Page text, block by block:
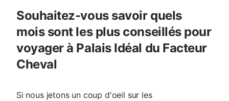
Souhaitez-vous savoir quels
mois sont les plus conseillés pour
voyager à Palais Idéal du Facteur
Cheval
Si nous jetons un coup d'oeil sur les